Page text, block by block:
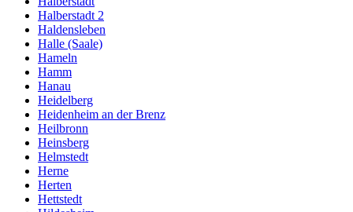
Halberstadt 2
Haldensleben
Halle (Saale)
Hameln
Hamm
Hanau
Heidelberg
Heidenheim an der Brenz
Heilbronn
Heinsberg
Helmstedt
Herne
Herten
Hettstedt